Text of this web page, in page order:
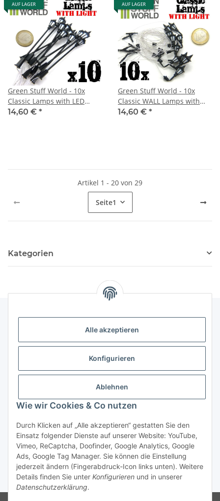
Alle akzeptieren
Konfigurieren
Ablehnen
Wie wir Cookies & Co nutzen
Durch Klicken auf „Alle akzeptieren“ gestatten Sie den
Einsatz folgender Dienste auf unserer Website: YouTube,
Vimeo, ReCaptcha, Doofinder, Google Analytics, Google
Ads, Google Tag Manager. Sie können die Einstellung
jederzeit ändern (Fingerabdruck-Icon links unten). Weitere
Details finden Sie unter Konfigurieren und in unserer
Datenschutzerklärung.
AUF LAGER
Green Stuff World - 10x
Classic Lamps with LED
Lights
14,60 € *
AUF LAGER
Green Stuff World - 10x
Classic WALL Lamps with
LED Lights
14,60 € *
Artikel 1 - 20 von 29
Seite1
Kategorien
Gesetzliche Informationen
Bestellung wiederrufen
* Alle Preise inkl. gesetzlicher USt., zzgl.Versand